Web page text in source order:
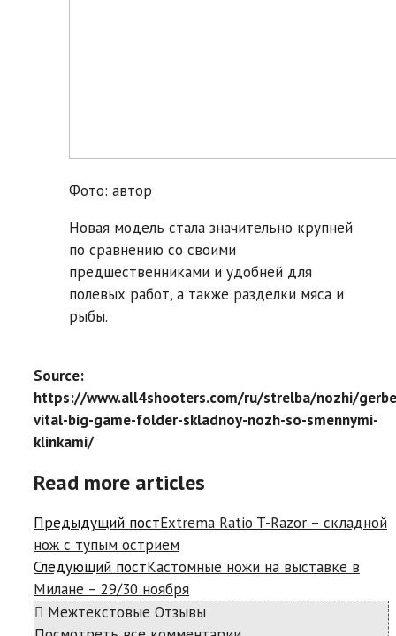
Фото: автор
Новая модель стала значительно крупней
по сравнению со своими
предшественниками и удобней для
полевых работ, а также разделки мяса и
рыбы.
Source:
https://www.all4shooters.com/ru/strelba/nozhi/
vital-big-game-folder-skladnoy-nozh-so-smennymi-
klinkami/
Read more articles
Предыдущий постExtrema Ratio T-Razor – складной
нож с тупым острием
Следующий постКастомные ножи на выставке в
Милане – 29/30 ноября
Межтекстовые Отзывы